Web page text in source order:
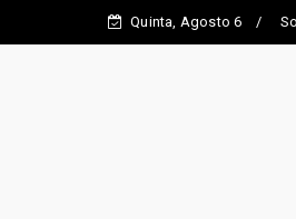
Quinta, Agosto 6